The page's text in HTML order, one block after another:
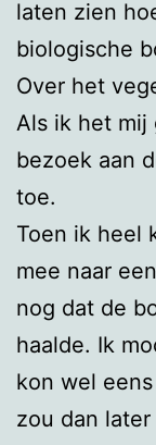
laten zien
biologische
Over het
Als ik het mij
bezoek aan
toe.
Toen ik heel
mee naar
nog dat de
haalde. Ik
kon wel
zou dan